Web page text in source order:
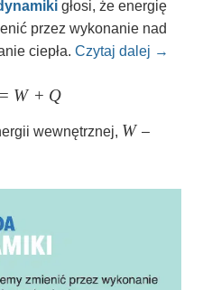
głosi, że energię
przez wykonanie nad
ciepła.Czytaj dalej →
\large \Delta E_w = W + Q
= W + Q
wewnętrznej, W
W –